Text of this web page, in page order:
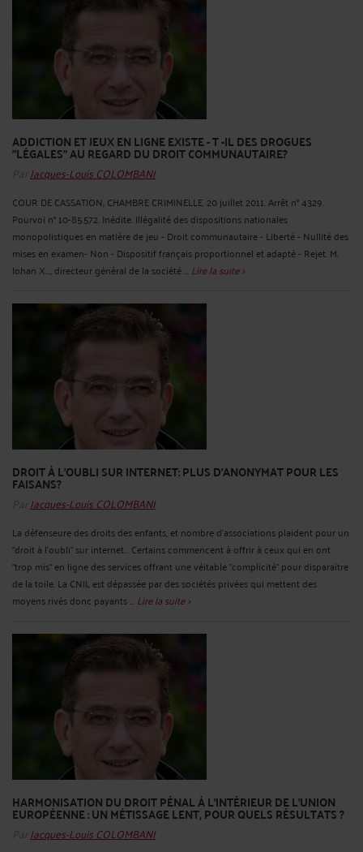
ADDICTION ET JEUX EN LIGNE EXISTE - T -IL DES DROGUES
"LÉGALES" AU REGARD DU DROIT COMMUNAUTAIRE?
Par Jacques-Louis COLOMBANI
COUR DE CASSATION, CHAMBRE CRIMINELLE. 20 juillet 2011. Arrêt n° 4329.
Pourvoi n° 10-85.572. Inédite. Illégalité des dispositions nationales
monopolistiques en matière de jeu - Droit communautaire - Liberté - Nullité des
mises en examen- Non - Dispositif français proportionnel et adapté - Rejet. M.
Johan X..., directeur général de la société ... Lire la suite >
DROIT À L'OUBLI SUR INTERNET: PLUS D'ANONYMAT POUR LES
FAISANS?
Par Jacques-Louis COLOMBANI
La défenseure des droits des enfants, et nombre d'associations plaident pour un
"droit à l'oubli" sur internet... Certains commencent à offrir à ceux qui en ont
"trop mis" en ligne des services offrant une véitable "complicité" pour disparaitre
de la toile. La CNIL est dépassée par des sociétés privées qui mettent des
moyens rivés donc payants ... Lire la suite >
HARMONISATION DU DROIT PÉNAL À L'INTÉRIEUR DE L'UNION
EUROPÉENNE : UN MÉTISSAGE LENT, POUR QUELS RÉSULTATS ?
Par Jacques-Louis COLOMBANI